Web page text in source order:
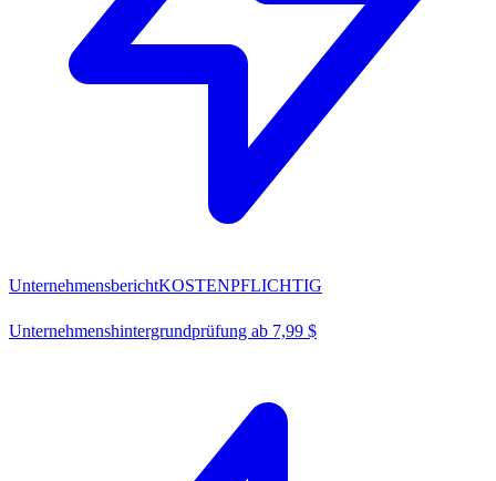
UnternehmensberichtKOSTENPFLICHTIG
Unternehmenshintergrundprüfung ab 7,99 $